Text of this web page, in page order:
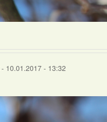
- 10.01.2017 - 13:32